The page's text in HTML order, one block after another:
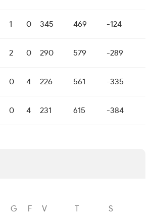
1 0 345 469 -124
2 0 290 579 -289
0 4 226 561 -335
0 4 231 615 -384
G F V T S